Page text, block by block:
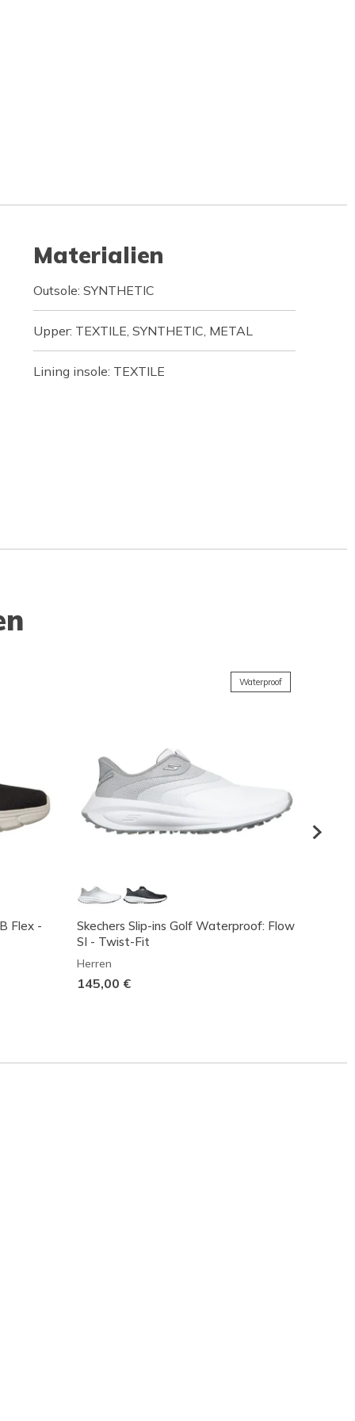
Materialien
Outsole: SYNTHETIC
Upper: TEXTILE, SYNTHETIC, METAL
Lining insole: TEXTILE
Flex -
Waterproof
Skechers Slip-ins Golf Waterproof: Flow
SI - Twist-Fit
Herren
145,00 €